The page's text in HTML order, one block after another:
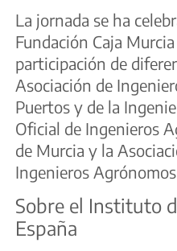
La jornada se ha
Fundación Caja
participación de
Asociación de
Puertos y de la
Oficial de Ingenieros
de Murcia y la
Ingenieros Agrónomos.
Sobre el Instituto
España